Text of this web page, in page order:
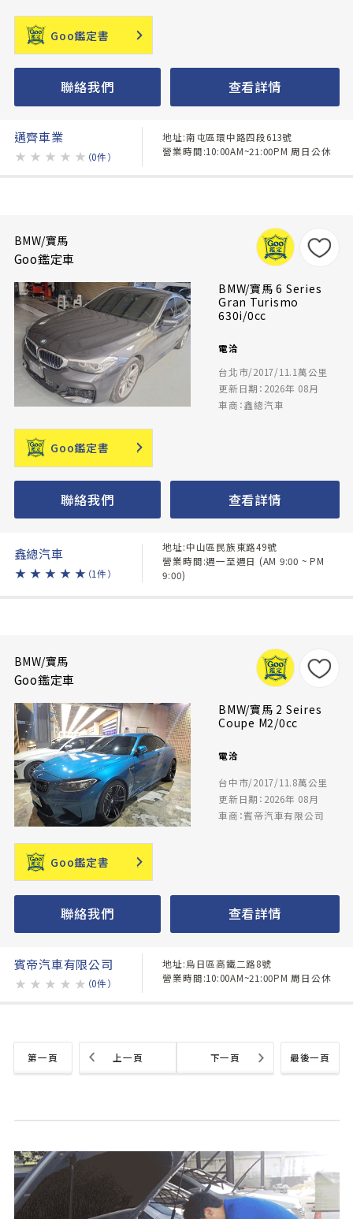
Goo鑑定書
聯絡我們 查看詳情
邁齊車業
★ ★ ★ ★ ★ （0件）
地址:南屯區環中路四段613號
營業時間:10:00AM~21:00PM 周日公休
BMW/寶馬
Goo鑑定車
BMW/寶馬 6 Series
Gran Turismo
630i/0cc
電洽
台北市/2017/11.1萬公里
更新日期：2026年 08月
車商：鑫總汽車
Goo鑑定書
聯絡我們 查看詳情
鑫總汽車
★ ★ ★ ★ ★ （1件）
地址:中山區民族東路49號
營業時間:週一至週日 (AM 9:00 ~ PM
9:00)
BMW/寶馬
Goo鑑定車
BMW/寶馬 2 Seires
Coupe M2/0cc
電洽
台中市/2017/11.8萬公里
更新日期：2026年 08月
車商：賓帝汽車有限公司
Goo鑑定書
聯絡我們 查看詳情
賓帝汽車有限公司
★ ★ ★ ★ ★ （0件）
地址:烏日區高鐵二路8號
營業時間:10:00AM~21:00PM 周日公休
第一頁 最後一頁
上一頁 下一頁